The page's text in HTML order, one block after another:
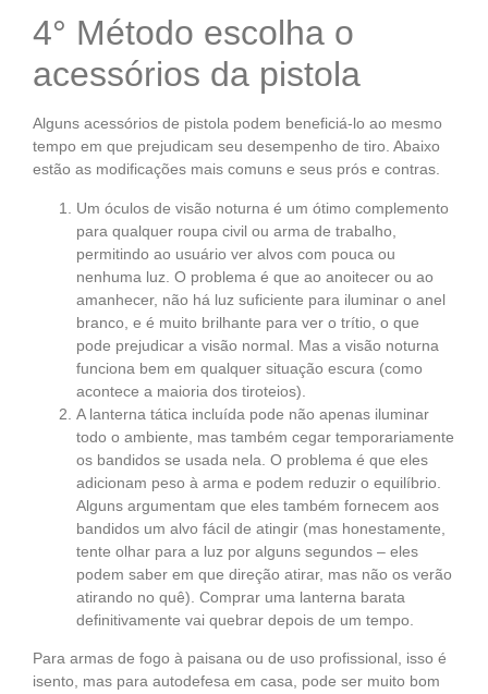
4° Método escolha o
acessórios da pistola
Alguns acessórios de pistola podem beneficiá-lo ao mesmo
tempo em que prejudicam seu desempenho de tiro. Abaixo
estão as modificações mais comuns e seus prós e contras.
Um óculos de visão noturna é um ótimo complemento
para qualquer roupa civil ou arma de trabalho,
permitindo ao usuário ver alvos com pouca ou
nenhuma luz. O problema é que ao anoitecer ou ao
amanhecer, não há luz suficiente para iluminar o anel
branco, e é muito brilhante para ver o trítio, o que
pode prejudicar a visão normal. Mas a visão noturna
funciona bem em qualquer situação escura (como
acontece a maioria dos tiroteios).
A lanterna tática incluída pode não apenas iluminar
todo o ambiente, mas também cegar temporariamente
os bandidos se usada nela. O problema é que eles
adicionam peso à arma e podem reduzir o equilíbrio.
Alguns argumentam que eles também fornecem aos
bandidos um alvo fácil de atingir (mas honestamente,
tente olhar para a luz por alguns segundos – eles
podem saber em que direção atirar, mas não os verão
atirando no quê). Comprar uma lanterna barata
definitivamente vai quebrar depois de um tempo.
Para armas de fogo à paisana ou de uso profissional, isso é
isento, mas para autodefesa em casa, pode ser muito bom